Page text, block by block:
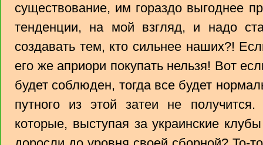
существование, им гораздо выгоднее
тенденции, на мой взгляд, и надо
создавать тем, кто сильнее наших?!
его же априори покупать нельзя! Вот
будет соблюден, тогда все будет
путного из этой затеи не
которые, выступая за украинские